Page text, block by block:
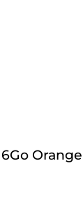
Orange